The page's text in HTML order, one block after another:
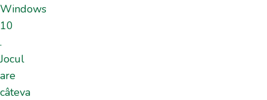
Windows
10
.
Jocul
are
câteva